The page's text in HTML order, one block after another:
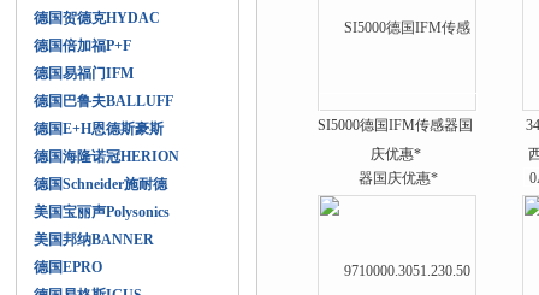
德国贺德克HYDAC
德国倍加福P+F
德国易福门IFM
德国巴鲁夫BALLUFF
德国E+H恩德斯豪斯
德国海隆诺冠HERION
德国Schneider施耐德
美国宝丽声Polysonics
美国邦纳BANNER
德国EPRO
SI5000德国IFM传感器国
庆优惠*